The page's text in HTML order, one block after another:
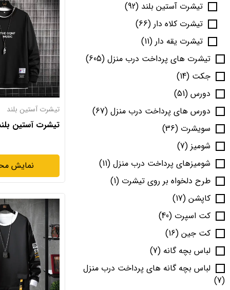
تیشرت آستین بلند (92)
تیشرت کلاه دار (66)
تیشرت یقه دار (11)
تیشرت های پرداخت درب منزل (605)
جکت (14)
دورس (51)
دورس های پرداخت درب منزل (67)
سویشرت (36)
شومیز (7)
شومیزهای پرداخت درب منزل (11)
طرح دلخواه بر روی تیشرت (1)
کاپشن (17)
کت اسپرت (40)
کت جین (16)
لباس بچه گانه (7)
لباس بچه گانه های پرداخت درب منزل
(7)
تیشرت آستین بلند
تیشرت آستین
نمایش